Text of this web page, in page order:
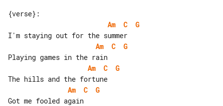
Am
C
G
Am
C
G
Am
C
G
Am
C
G
Got me fooled again